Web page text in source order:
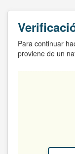
Para continuar
proviene de un